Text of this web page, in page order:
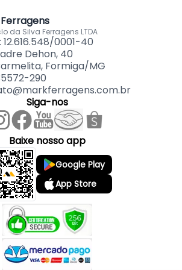
Para Puxador de 18mm PE-337 -
da Silva Ferragens LTDA
12.616.548/0001-40
Dehon, 40
Formiga/MG
290
Siga-nos
Baixe nosso app
Google Play
App Store